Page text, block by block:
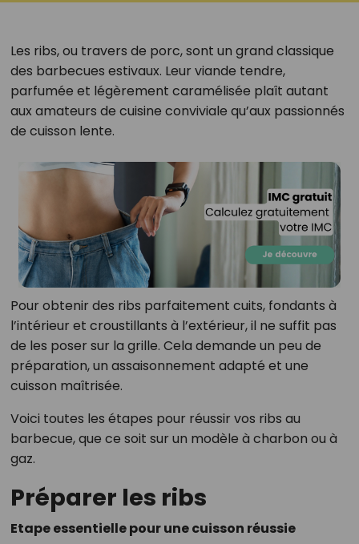
Les ribs, ou travers de porc, sont un grand classique
des barbecues estivaux. Leur viande tendre,
parfumée et légèrement caramélisée plaît autant
aux amateurs de cuisine conviviale qu’aux passionnés
de cuisson lente.
Pour obtenir des ribs parfaitement cuits, fondants à
l’intérieur et croustillants à l’extérieur, il ne suffit pas
de les poser sur la grille. Cela demande un peu de
préparation, un assaisonnement adapté et une
cuisson maîtrisée.
Voici toutes les étapes pour réussir vos ribs au
barbecue, que ce soit sur un modèle à charbon ou à
gaz.
Préparer les ribs
Etape essentielle pour une cuisson réussie